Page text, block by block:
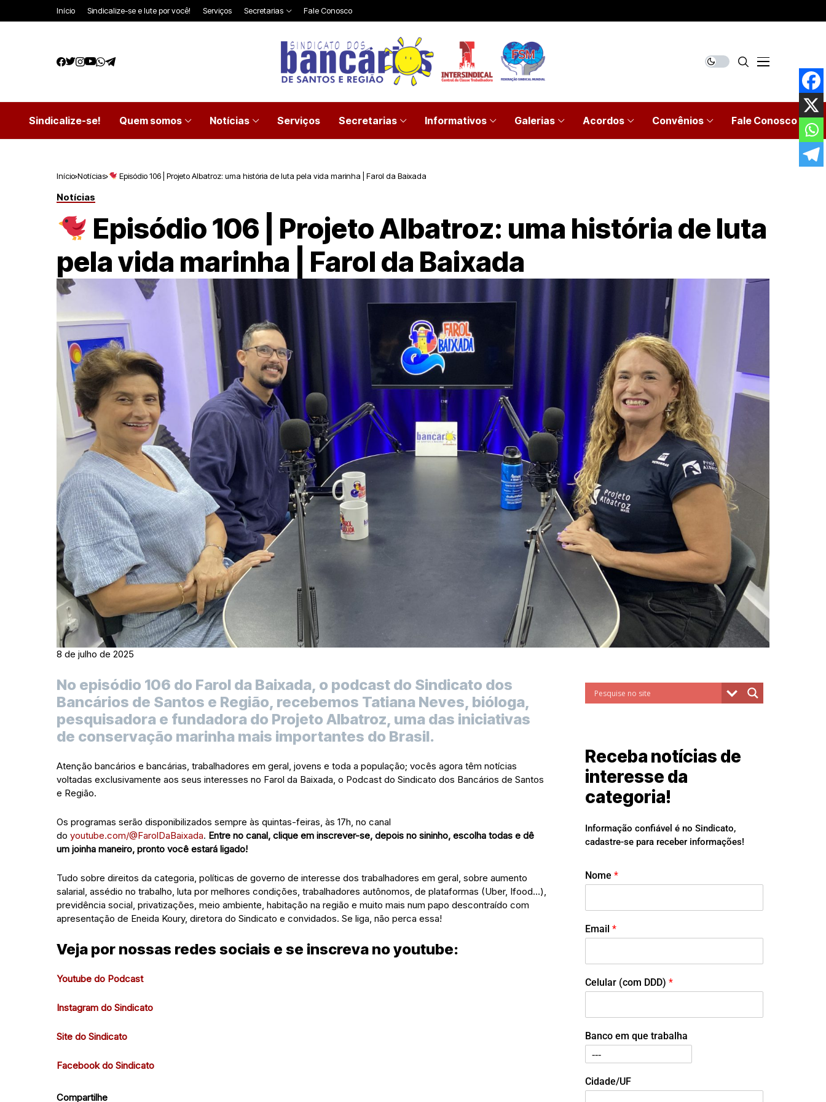
Início Sindicalize-se e lute por você! Serviços Secretarias Fale Conosco
Sindicalize-se! Quem somos Notícias Serviços Secretarias Informativos Galerias Acordos Convênios Fale Conosco
Início Notícias Episódio 106 | Projeto Albatroz: uma história de luta pela vida marinha | Farol da Baixada
Notícias
Episódio 106 | Projeto Albatroz: uma história de luta
pela vida marinha | Farol da Baixada
8 de julho de 2025
No episódio 106 do Farol da Baixada, o podcast do Sindicato dos
Bancários de Santos e Região, recebemos Tatiana Neves, bióloga,
pesquisadora e fundadora do Projeto Albatroz, uma das iniciativas
de conservação marinha mais importantes do Brasil.
Atenção bancários e bancárias, trabalhadores em geral, jovens e toda a população; vocês agora têm notícias
voltadas exclusivamente aos seus interesses no Farol da Baixada, o Podcast do Sindicato dos Bancários de Santos
e Região.
Os programas serão disponibilizados sempre às quintas-feiras, às 17h, no canal
do youtube.com/@FarolDaBaixada. Entre no canal, clique em inscrever-se, depois no sininho, escolha todas e dê
um joinha maneiro, pronto você estará ligado!
Tudo sobre direitos da categoria, políticas de governo de interesse dos trabalhadores em geral, sobre aumento
salarial, assédio no trabalho, luta por melhores condições, trabalhadores autônomos, de plataformas (Uber, Ifood…),
previdência social, privatizações, meio ambiente, habitação na região e muito mais num papo descontraído com
apresentação de Eneida Koury, diretora do Sindicato e convidados. Se liga, não perca essa!
Veja por nossas redes sociais e se inscreva no youtube:
Youtube do Podcast
Instagram do Sindicato
Site do Sindicato
Facebook do Sindicato
Compartilhe
Receba notícias de
interesse da
categoria!
Informação confiável é no Sindicato,
cadastre-se para receber informações!
Nome *
Email *
Celular (com DDD) *
Banco em que trabalha
Cidade/UF